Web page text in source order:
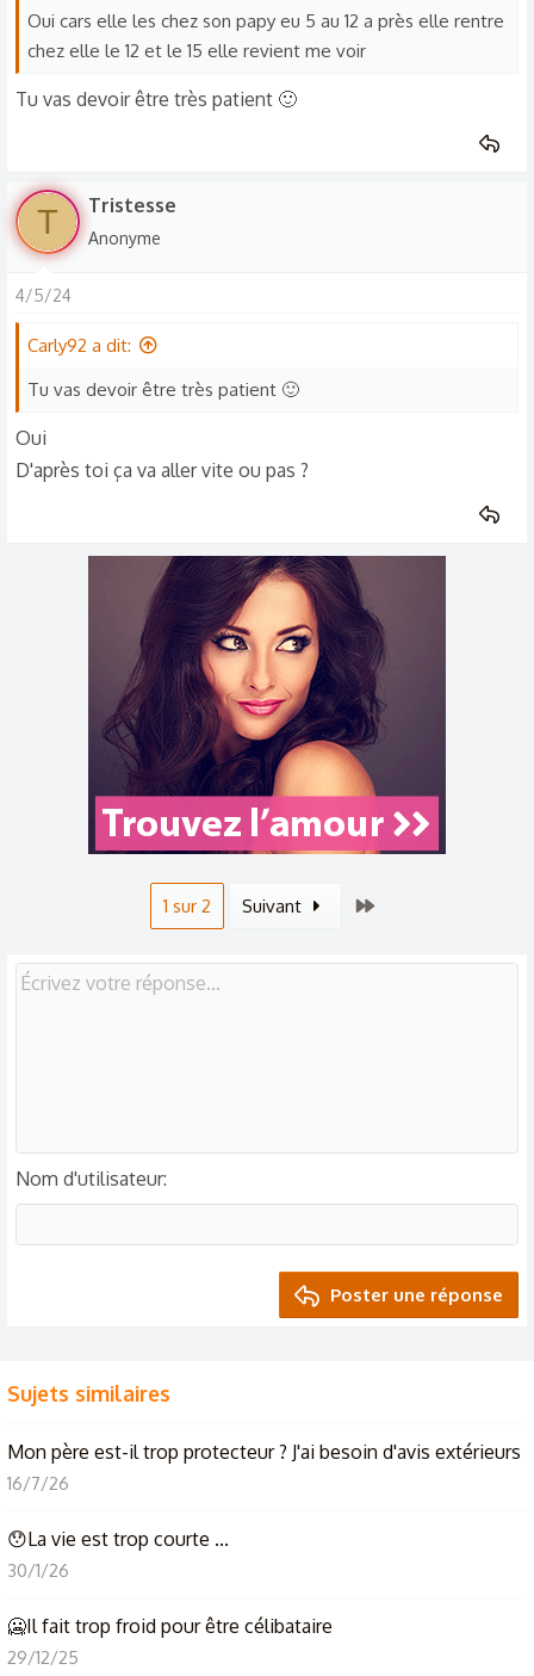
Oui cars elle les chez son papy eu 5 au 12 a près elle rentre
chez elle le 12 et le 15 elle revient me voir
Tu vas devoir être très patient 🙂
T Tristesse
Anonyme
4/5/24
Carly92 a dit:
Tu vas devoir être très patient 🙂
Oui
D'après toi ça va aller vite ou pas ?
1 sur 2 Suivant
Nom d'utilisateur
Poster une réponse
Sujets similaires
Mon père est-il trop protecteur ? J'ai besoin d'avis extérieurs
16/7/26
😯La vie est trop courte ...
30/1/26
🥶Il fait trop froid pour être célibataire
29/12/25